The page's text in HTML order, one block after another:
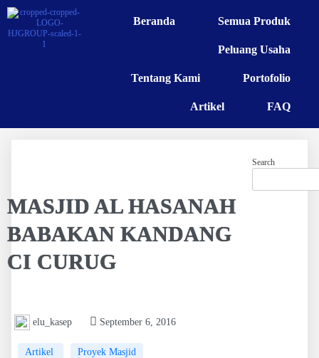
Beranda Semua Produk
Peluang Usaha
Tentang Kami Portofolio
Artikel FAQ
MASJID AL HASANAH
BABAKAN KANDANG
CI CURUG
elu_kasep September 6, 2016
Artikel Proyek Masjid
Search